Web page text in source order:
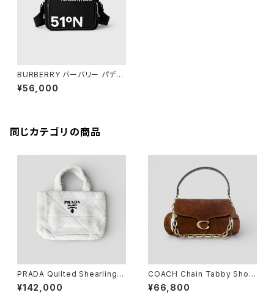
BURBERRY バーバリー パディ
バッグ ナイロン ホースフェリー
¥56,000
同じカテゴリの商品
PRADA Quilted Shearling T
ote Bag Dyed Sheep Fur
White
¥142,000
COACH Chain Tabby Shoul
der Bag Brass/Warm Brow
n
¥66,800